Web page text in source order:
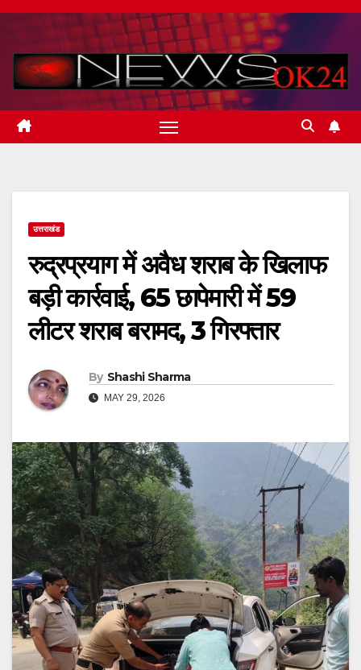
Skip
content
उत्तराखंड
रुद्रप्रयाग में अवैध शराब के खिलाफ
बड़ी कार्रवाई, 65 छापेमारी में 59
लीटर शराब बरामद, 3 गिरफ्तार
By Shashi Sharma
MAY 29, 2026